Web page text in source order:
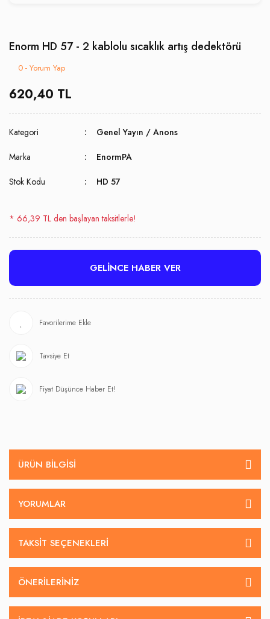
Enorm HD 57 - 2 kablolu sıcaklık artış dedektörü
0 - Yorum Yap
620,40 TL
Kategori Genel Yayın / Anons
Marka EnormPA
Stok Kodu HD 57
* 66,39 TL den başlayan taksitlerle!
GELİNCE HABER VER
Tavsiye Et
Fiyat Düşünce Haber Et!
ÜRÜN BILGISI
YORUMLAR
TAKSIT SEÇENEKLERI
ÖNERILERINIZ